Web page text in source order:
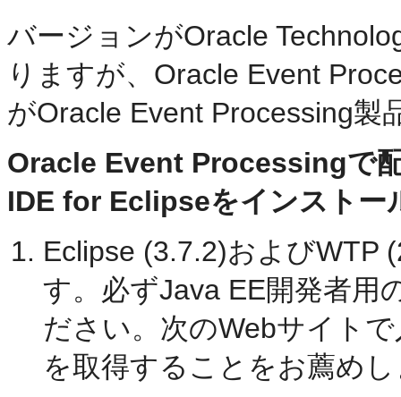
バージョンがOracle
りますが、Oracle Event
がOracle Event Processing製
Oracle Event Processingで
IDE for Eclipseをインストー
Eclipse (3.7.2)およびWTP
す。必ずJava EE開発者用
ださい。次のWebサイト
を取得することをお薦め